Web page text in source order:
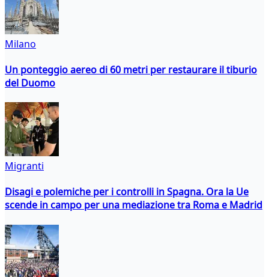
Milano
Un ponteggio aereo di 60 metri per restaurare il tiburio
del Duomo
Migranti
Disagi e polemiche per i controlli in Spagna. Ora la Ue
scende in campo per una mediazione tra Roma e Madrid